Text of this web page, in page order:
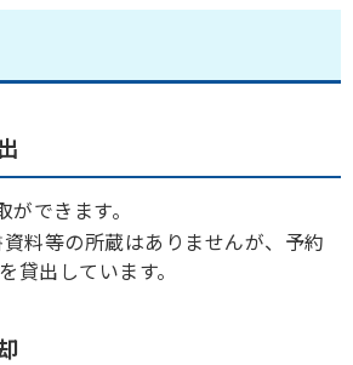
できます。
料等の所蔵はありませんが、予約
貸出しています。